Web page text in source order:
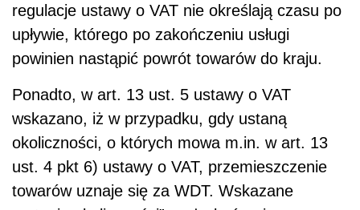
regulacje ustawy o VAT nie określają czasu po
upływie, którego po zakończeniu usługi
powinien nastąpić powrót towarów do kraju.
Ponadto, w art. 13 ust. 5 ustawy o VAT
wskazano, iż w przypadku, gdy ustaną
okoliczności, o których mowa m.in. w art. 13
ust. 4 pkt 6) ustawy o VAT, przemieszczenie
towarów uznaje się za WDT. Wskazane